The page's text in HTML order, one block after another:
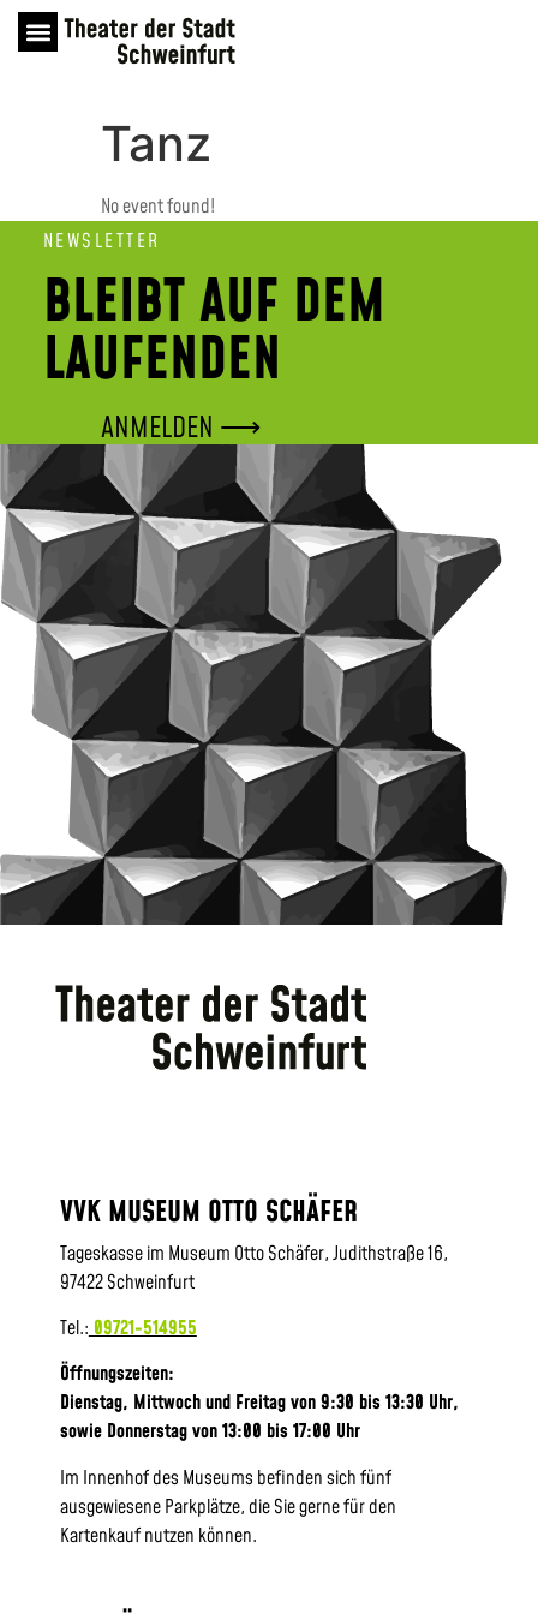
Tanz
No event found!
NEWSLETTER
BLEIBT AUF DEM
LAUFENDEN
ANMELDEN ⟶
VVK MUSEUM OTTO SCHÄFER
Tageskasse im Museum Otto Schäfer, Judithstraße 16,
97422 Schweinfurt
Tel.: 09721-514955
Öffnungszeiten:
Dienstag, Mittwoch und Freitag von 9:30 bis 13:30 Uhr,
sowie Donnerstag von 13:00 bis 17:00 Uhr
Im Innenhof des Museums befinden sich fünf
ausgewiesene Parkplätze, die Sie gerne für den
Kartenkauf nutzen können.